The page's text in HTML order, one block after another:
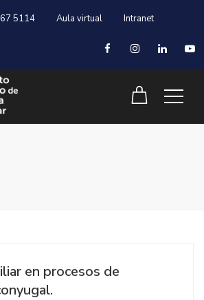
5114 Aula virtual Intranet
en procesos de